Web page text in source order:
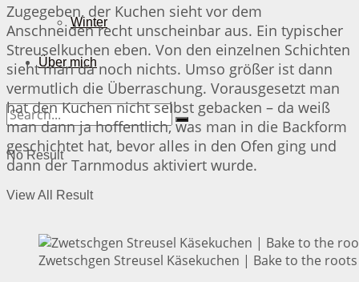
Winter
Über mich
No Result
View All Result
Zugegeben, der Kuchen sieht vor dem
Anschneiden recht unscheinbar aus. Ein typischer
Streuselkuchen eben. Von den einzelnen Schichten
sieht man da noch nichts. Umso größer ist dann
vermutlich die Überraschung. Vorausgesetzt man
hat den Kuchen nicht selbst gebacken – da weiß
man dann ja hoffentlich, was man in die Backform
geschichtet hat, bevor alles in den Ofen ging und
dann der Tarnmodus aktiviert wurde.
Zwetschgen Streusel Käsekuchen | Bake to the roots